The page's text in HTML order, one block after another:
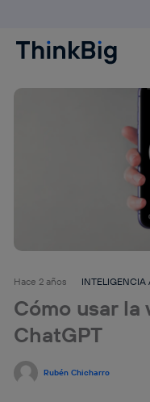
Hace 2 años INTELIGENCIA
Cómo usar la
ChatGPT
Rubén Chicharro